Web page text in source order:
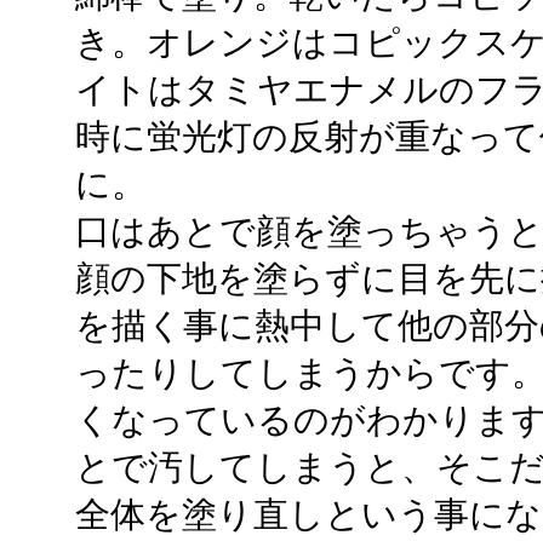
き。オレンジはコピックス
イトはタミヤエナメルのフ
時に蛍光灯の反射が重なっ
に。
口はあとで顔を塗っちゃう
顔の下地を塗らずに目を先
を描く事に熱中して他の部
ったりしてしまうからです
くなっているのがわかりま
とで汚してしまうと、そこ
全体を塗り直しという事に